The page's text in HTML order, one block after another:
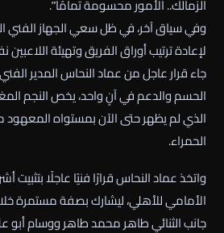
الزمالك.. الأمور محسومة تمامًا”.
وفي سياق آخر، في ظل سعي الجهاز الفني
لإعادة ترتيب أوراق الفريق وتهيئة
جاء قرار عاجل من عماد النحاس المدير
الحسم والدعم في آنٍ واحد، يخص النجم
الذي لم يظهر حتى الآن بمستواه المعهود
الحمراء.
واتخذ عماد النحاس قرارًا فنيًا عاجلًا
الأمامي للأهلي، ليشارك بصفة مستمرة
جانب الثنائي طاهر محمد طاهر ووسام أبو